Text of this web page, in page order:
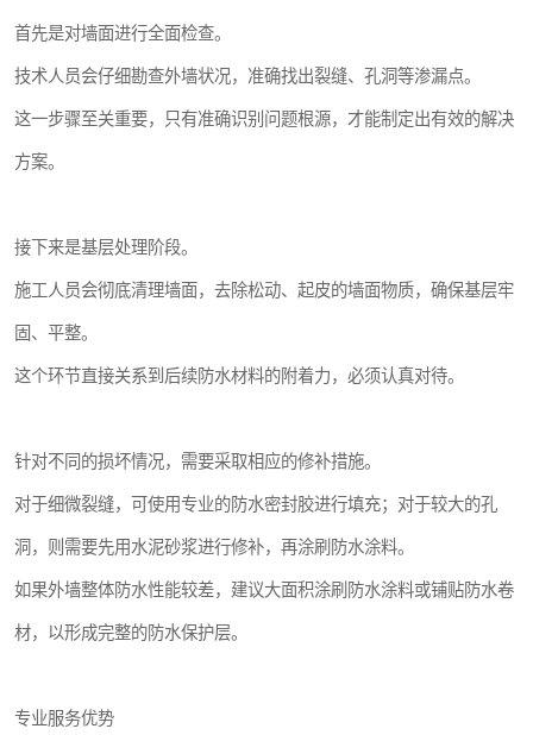
首先是对墙面进行全面检查。
技术人员会仔细勘查外墙状况，准确找出裂缝、孔洞等渗漏点。
这一步骤至关重要，只有准确识别问题根源，才能制定出有效的解决
方案。
接下来是基层处理阶段。
施工人员会彻底清理墙面，去除松动、起皮的墙面物质，确保基层牢
固、平整。
这个环节直接关系到后续防水材料的附着力，必须认真对待。
针对不同的损坏情况，需要采取相应的修补措施。
对于细微裂缝，可使用专业的防水密封胶进行填充；对于较大的孔
洞，则需要先用水泥砂浆进行修补，再涂刷防水涂料。
如果外墙整体防水性能较差，建议大面积涂刷防水涂料或铺贴防水卷
材，以形成完整的防水保护层。
专业服务优势